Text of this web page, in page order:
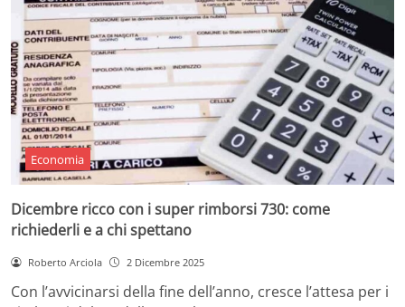
Economia
Dicembre ricco con i super rimborsi 730: come
richiederli e a chi spettano
Roberto Arciola 2 Dicembre 2025
Con l’avvicinarsi della fine dell’anno, cresce l’attesa per i